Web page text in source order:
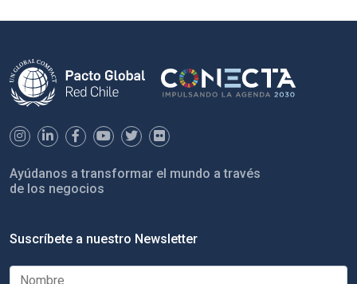
Ayúdanos a transformar el mundo a través
de los negocios
Suscríbete a nuestro Newsletter